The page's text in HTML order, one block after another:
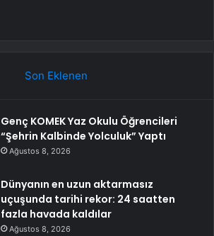
Son Eklenen
Genç KOMEK Yaz Okulu Öğrencileri
“Şehrin Kalbinde Yolculuk” Yaptı
Ağustos 8, 2026
Dünyanın en uzun aktarmasız
uçuşunda tarihi rekor: 24 saatten
fazla havada kaldılar
Ağustos 8, 2026